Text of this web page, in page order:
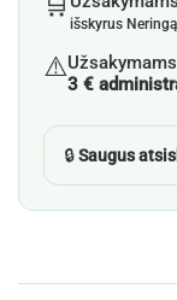
išskyrus Neringą
⚠️
3 €
🔒Saugus